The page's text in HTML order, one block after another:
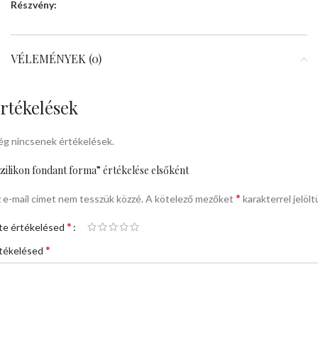
Részvény:
VÉLEMÉNYEK (0)
nincsenek értékelések.
fondant forma” értékelése elsőként
e-mail címet nem tesszük közzé.A kötelező mezőket * karakterrel
értékelésed *
*